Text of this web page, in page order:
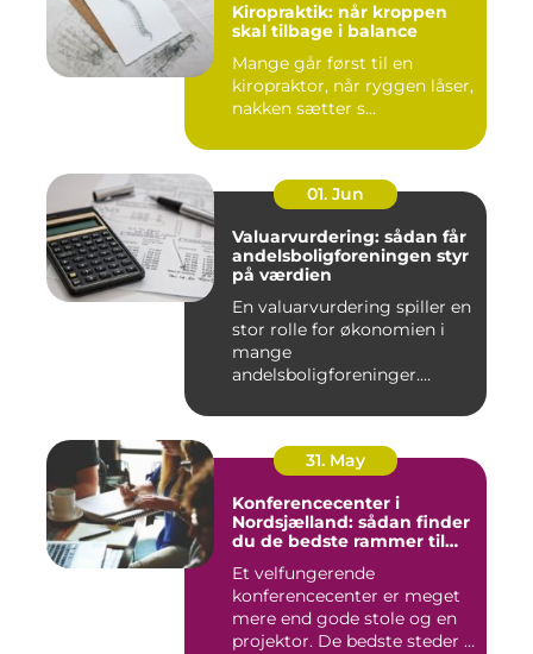
Kiropraktik: når kroppen
skal tilbage i balance
Mange går først til en
kiropraktor, når ryggen låser,
nakken sætter s...
01. Jun
Valuarvurdering: sådan får
andelsboligforeningen styr
på værdien
En valuarvurdering spiller en
stor rolle for økonomien i
mange
andelsboligforeninger.
31. May
Konferencecenter i
Nordsjælland: sådan finder
du de bedste rammer til
Et velfungerende
konferencecenter er meget
mere end gode stole og en
projektor. De bedste steder i